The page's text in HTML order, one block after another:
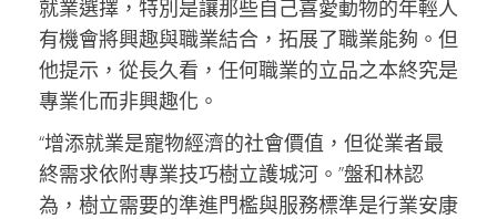
就業選擇，特別是讓那些自己喜愛動物的年輕人
有機會將興趣與職業結合，拓展了職業能夠。但
他提示，從長久看，任何職業的立品之本終究是
專業化而非興趣化。
“增添就業是寵物經濟的社會價值，但從業者最
終需求依附專業技巧樹立護城河。”盤和林認
為，樹立需要的準進門檻與服務標準是行業安康